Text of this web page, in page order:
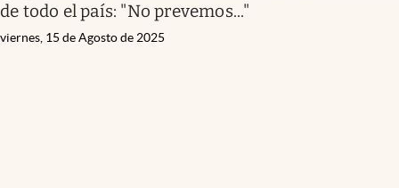
de todo el país: "No prevemos..."
viernes, 15 de Agosto de 2025